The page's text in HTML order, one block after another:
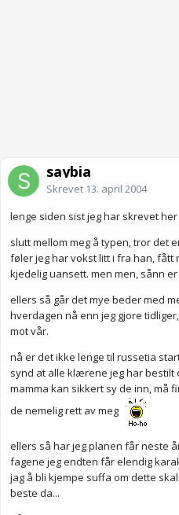
saybia
Skrevet 13. april 2004
lenge siden sist jeg har skrevet
slutt mellom meg å typen, tror det
føler jeg har vokst litt i fra han, fått
kjedelig uansett. men men, sånn er
ellers så går det mye beder med
hverdagen nå enn jeg gjore
mot vår.
nå er det ikke lenge til russetia
synd at alle klærene jeg har bestilt
mamma kan sikkert sy de inn, må
de nemelig rett av meg
ellers så har jeg planen får neste
fagene jeg endten får elendig
jag å bli kjempe suffa om dette
beste da...